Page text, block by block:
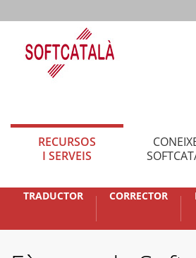
RECURSOS
I SERVEIS
TRADUCTOR CORRECTOR